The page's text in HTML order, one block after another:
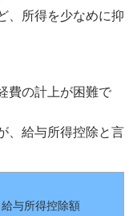
、所得を少なめに抑
費の計上が困難で
、給与所得控除と言
給与所得控除額